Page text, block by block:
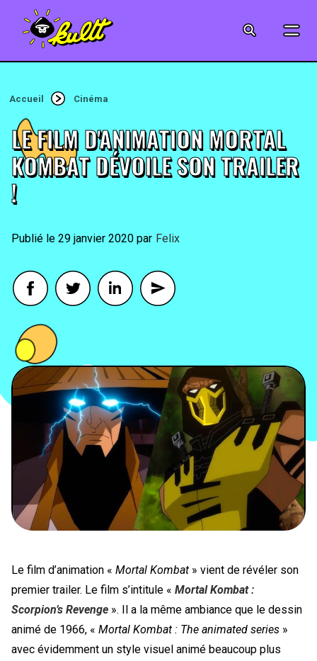
MUSIQUE
ART
JEUX-VIDÉO
VINTAGE
FOOD
BONS PLANS
SOUTENEZ KULTT
Accueil Cinéma
LE FILM D'ANIMATION MORTAL
KOMBAT DÉVOILE SON TRAILER
!
29 janvier 2020 By Felix
Le film d’animation « Mortal Kombat » vient de révéler son
premier trailer. Le film s’intitule « Mortal Kombat :
Scorpion’s Revenge ». Il a la même ambiance que le dessin
animé de 1966, « Mortal Kombat : The animated series »
avec évidemment un style visuel animé beaucoup plus